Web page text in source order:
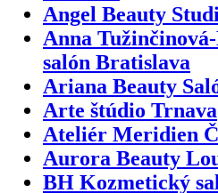
Angel Beauty
Anna
salón Bratislava
Ariana Beauty
Arte štúdio Trnava
Ateliér Meridien
Aurora Beauty
BH Kozmetický